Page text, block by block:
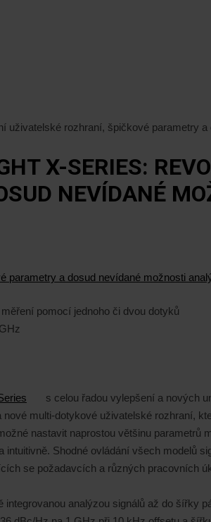
uživatelské rozhraní, špičkové parametry
X-SERIES:
NEVÍDANÉ
pomocí jednoho či dvou dotyků
s celou řadou vylepšení a nových
multi-dotykové uživatelské rozhraní,
nastavit naprostou většinu
Shodné ovládání všech modelů
se požadavcích a různých pracovních
analýzou signálů až do šířky